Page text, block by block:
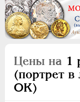
Цены на 1
(портрет в
ОК)
ПEТР I 1699 -
Серебро
1 рубль
Полтина